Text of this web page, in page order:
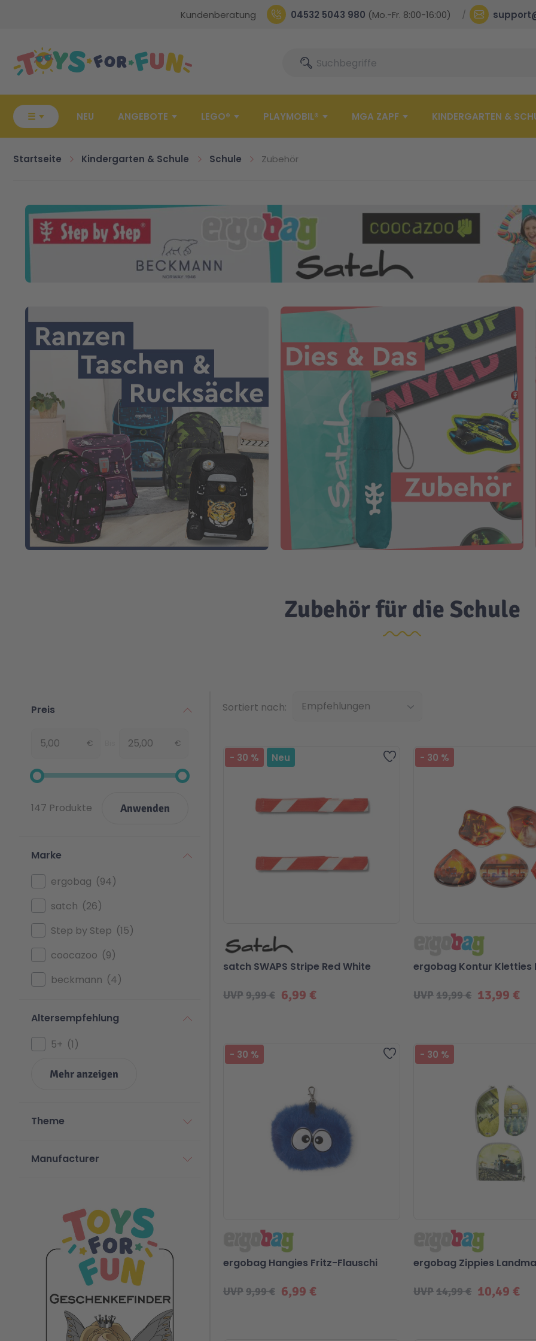
Kundenberatung 04532 5043 980 (Mo.-Fr. 8:00-16:00)
SucheSuche
☰ NEU ANGEBOTE LEGO® PLAYMOBIL® MGA ZAPF KINDERGARTEN &
Startseite Kindergarten & Schule Schule Zubehör
Zubehör für die Schule
Preis
Von € €
147 Produkte Anwenden
Marke
ergobag
94
satch
26
Step by Step
15
coocazoo
9
beckmann
4
Altersempfehlung
5+
1
Mehr anzeigen
Theme
Manufacturer
Sortiert nach: Top
Zur Wunschliste hinzufügen
- 30 % Neu
6,99 €
UVP9,99 €
satch SWAPS Stripe Red White
- 30 %
13,99 €
UVP19,99 €
ergobag Kontur Kletties
Zur Wunschliste hinzufügen
- 30 %
6,99 €
UVP9,99 €
ergobag Hangies Fritz-Flauschi
- 30 %
10,49 €
UVP14,99 €
ergobag Zippies